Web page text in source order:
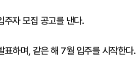
자 모집 공고를 낸다.
하며, 같은 해 7월 입주를 시작한다.